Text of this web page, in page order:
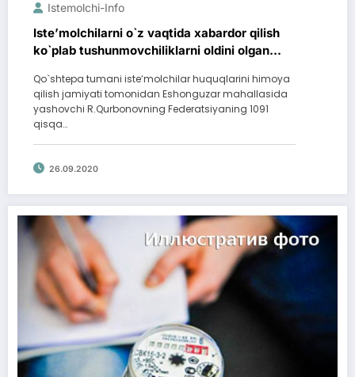
Istemolchi-Info
Isteʼmolchilarni o`z vaqtida xabardor qilish
ko`plab tushunmovchiliklarni oldini olgan
Qo`shtepa tumani isteʼmolchilar huquqlarini himoya
qilish jamiyati tomonidan Eshonguzar mahallasida
yashovchi R.Qurbonovning Federatsiyaning 1091
qisqa…
26.09.2020